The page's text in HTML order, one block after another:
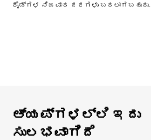
ರೈಡ್‌ಗಳ ನಿಜವಾದ ದರಗಳು ಬದಲಾಗಬಹುದು.
ಆ್ಯಪ್‌‌ಗಳಲ್ಲಿ ಇದು
ಸುಲಭವಾಗಿದೆ